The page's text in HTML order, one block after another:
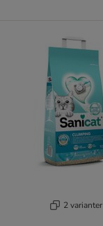
2 varianter